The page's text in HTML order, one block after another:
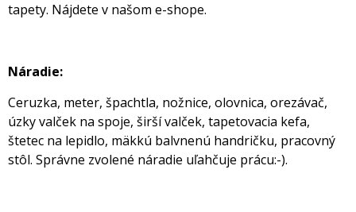
tapety. Nájdete v našom e-shope.
Náradie:
Ceruzka, meter, špachtla, nožnice, olovnica, orezávač,
úzky valček na spoje, širší valček, tapetovacia kefa,
štetec na lepidlo, mäkkú balvnenú handričku, pracovný
stôl. Správne zvolené náradie uľahčuje prácu:-).